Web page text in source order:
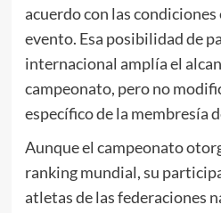
acuerdo con las
evento. Esa posibilidad de
internacional amplía el
campeonato, pero no
específico de la membresía
Aunque el campeonato
ranking mundial, su
atletas de las federaciones